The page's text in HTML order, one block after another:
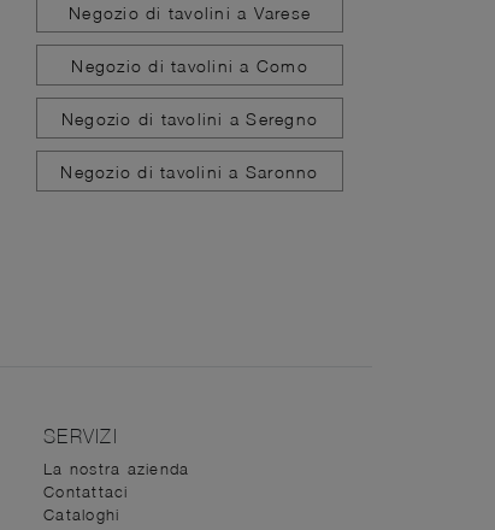
Negozio di tavolini a Varese
Negozio di tavolini a Como
Negozio di tavolini a Seregno
Negozio di tavolini a Saronno
SERVIZI
La nostra azienda
Contattaci
Cataloghi